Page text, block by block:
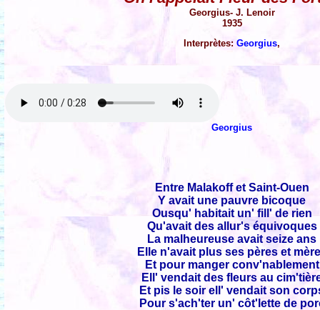
Georgius- J. Lenoir
1935
Interprètes:Georgius,
Georgius
Entre Malakoff et Saint-Ouen
Y avait une pauvre bicoque
Ousqu' habitait un' fill' de rien
Qu'avait des allur's équivoques
La malheureuse avait seize ans
Elle n'avait plus ses pères et
Et pour manger conv'nablement
Ell' vendait des fleurs au
Et pis le soir ell' vendait son
Pour s'ach'ter un' côt'lette de